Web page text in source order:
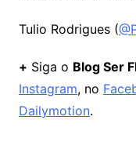
Tulio Rodrigues (
+ Siga o Blog Ser
Instagram, no
Dailymotion.